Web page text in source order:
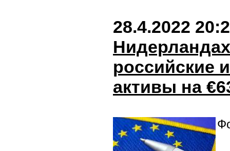
28.4.2022
российские
активы на